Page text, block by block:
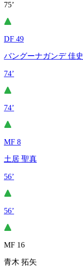
75’
DF 49
バングーナガンデ 佳
74’
74’
MF 8
土居 聖真
56’
56’
MF 16
青木 拓矢